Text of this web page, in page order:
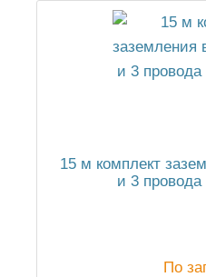
15 м комплект
и 3
По